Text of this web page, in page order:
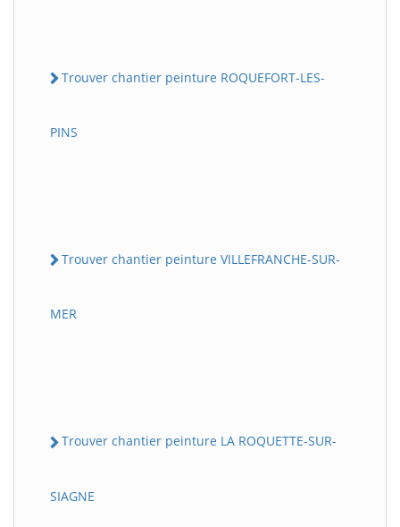
Trouver chantier peinture ROQUEFORT-LES-
PINS
Trouver chantier peinture VILLEFRANCHE-SUR-
MER
Trouver chantier peinture LA ROQUETTE-SUR-
SIAGNE